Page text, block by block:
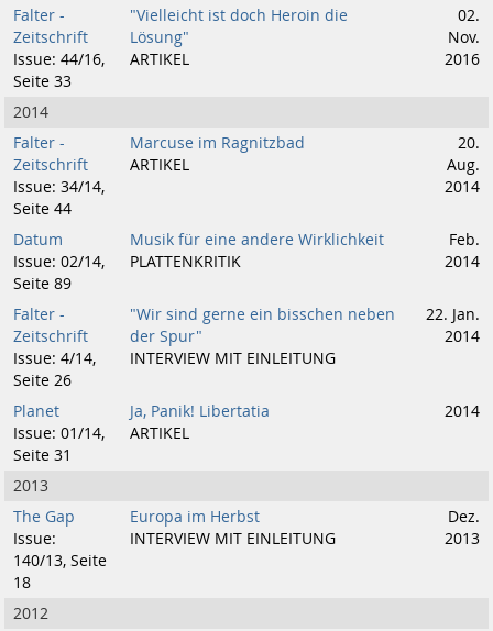
Falter -
Zeitschrift
Issue: 44/16,
Seite 33
"Vielleicht ist doch Heroin die
Lösung"
ARTIKEL
02.
Nov.
2016
2014
Falter -
Zeitschrift
Issue: 34/14,
Seite 44
Marcuse im Ragnitzbad
ARTIKEL
20.
Aug.
2014
Datum
Issue: 02/14,
Seite 89
Musik für eine andere Wirklichkeit
PLATTENKRITIK
Feb.
2014
Falter -
Zeitschrift
Issue: 4/14,
Seite 26
"Wir sind gerne ein bisschen neben
der Spur"
INTERVIEW MIT EINLEITUNG
22. Jan.
2014
Planet
Issue: 01/14,
Seite 31
Ja, Panik! Libertatia
ARTIKEL
2014
2013
The Gap
Issue:
140/13, Seite
18
Europa im Herbst
INTERVIEW MIT EINLEITUNG
Dez.
2013
2012